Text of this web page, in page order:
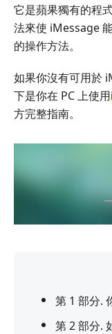
它是蘋果獨有的程
法來使 iMessage
的操作方法。
如果你沒有可用於
下是你在 PC 上使用
方完整指南。
第 1 部分.
第 2 部分.